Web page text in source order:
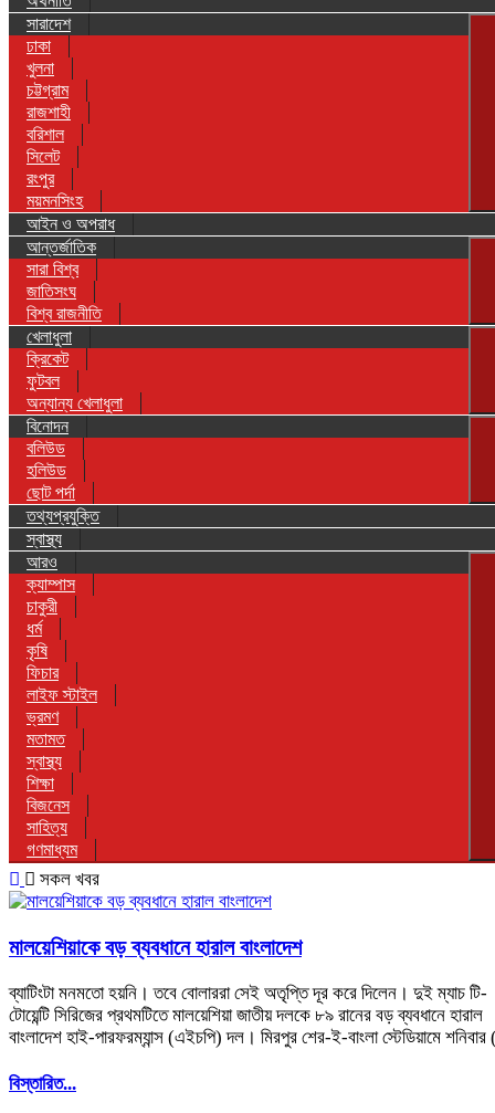
সারাদেশ
ঢাকা
খুলনা
চট্টগ্রাম
রাজশাহী
বরিশাল
সিলেট
রংপুর
ময়মনসিংহ
আইন ও অপরাধ
আন্তর্জাতিক
সারা বিশ্ব
জাতিসংঘ
বিশ্ব রাজনীতি
খেলাধুলা
ক্রিকেট
ফুটবল
অন্যান্য খেলাধুলা
বিনোদন
বলিউড
হলিউড
ছোট পর্দা
তথ্যপ্রযুক্তি
স্বাস্থ্য
আরও
ক্যাম্পাস
চাকুরী
ধর্ম
কৃষি
ফিচার
লাইফ স্টাইল
ভ্রমণ
মতামত
স্বাস্থ্য
শিক্ষা
বিজনেস
সাহিত্য
গণমাধ্যম
সকল খবর
মালয়েশিয়াকে বড় ব্যবধানে হারাল বাংলাদেশ
ব্যাটিংটা মনমতো হয়নি। তবে বোলাররা সেই অতৃপ্তি দূর করে দিলেন। দুই ম্যাচ টি-
টোয়েন্টি সিরিজের প্রথমটিতে মালয়েশিয়া জাতীয় দলকে ৮৯ রানের বড় ব্যবধানে হারাল
বাংলাদেশ হাই-পারফরম্যান্স (এইচপি) দল। মিরপুর শের-ই-বাংলা স্টেডিয়ামে শনিবার
বিস্তারিত...